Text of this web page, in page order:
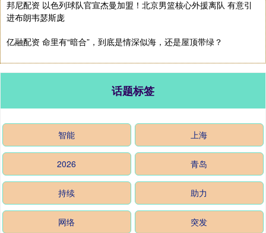
邦尼配资 以色列球队官宣杰曼加盟！北京男篮核心外援离队 有意引
进布朗韦瑟斯庞
亿融配资 命里有“暗合”，到底是情深似海，还是屋顶带绿？
话题标签
智能 上海
2026 青岛
持续 助力
网络 突发